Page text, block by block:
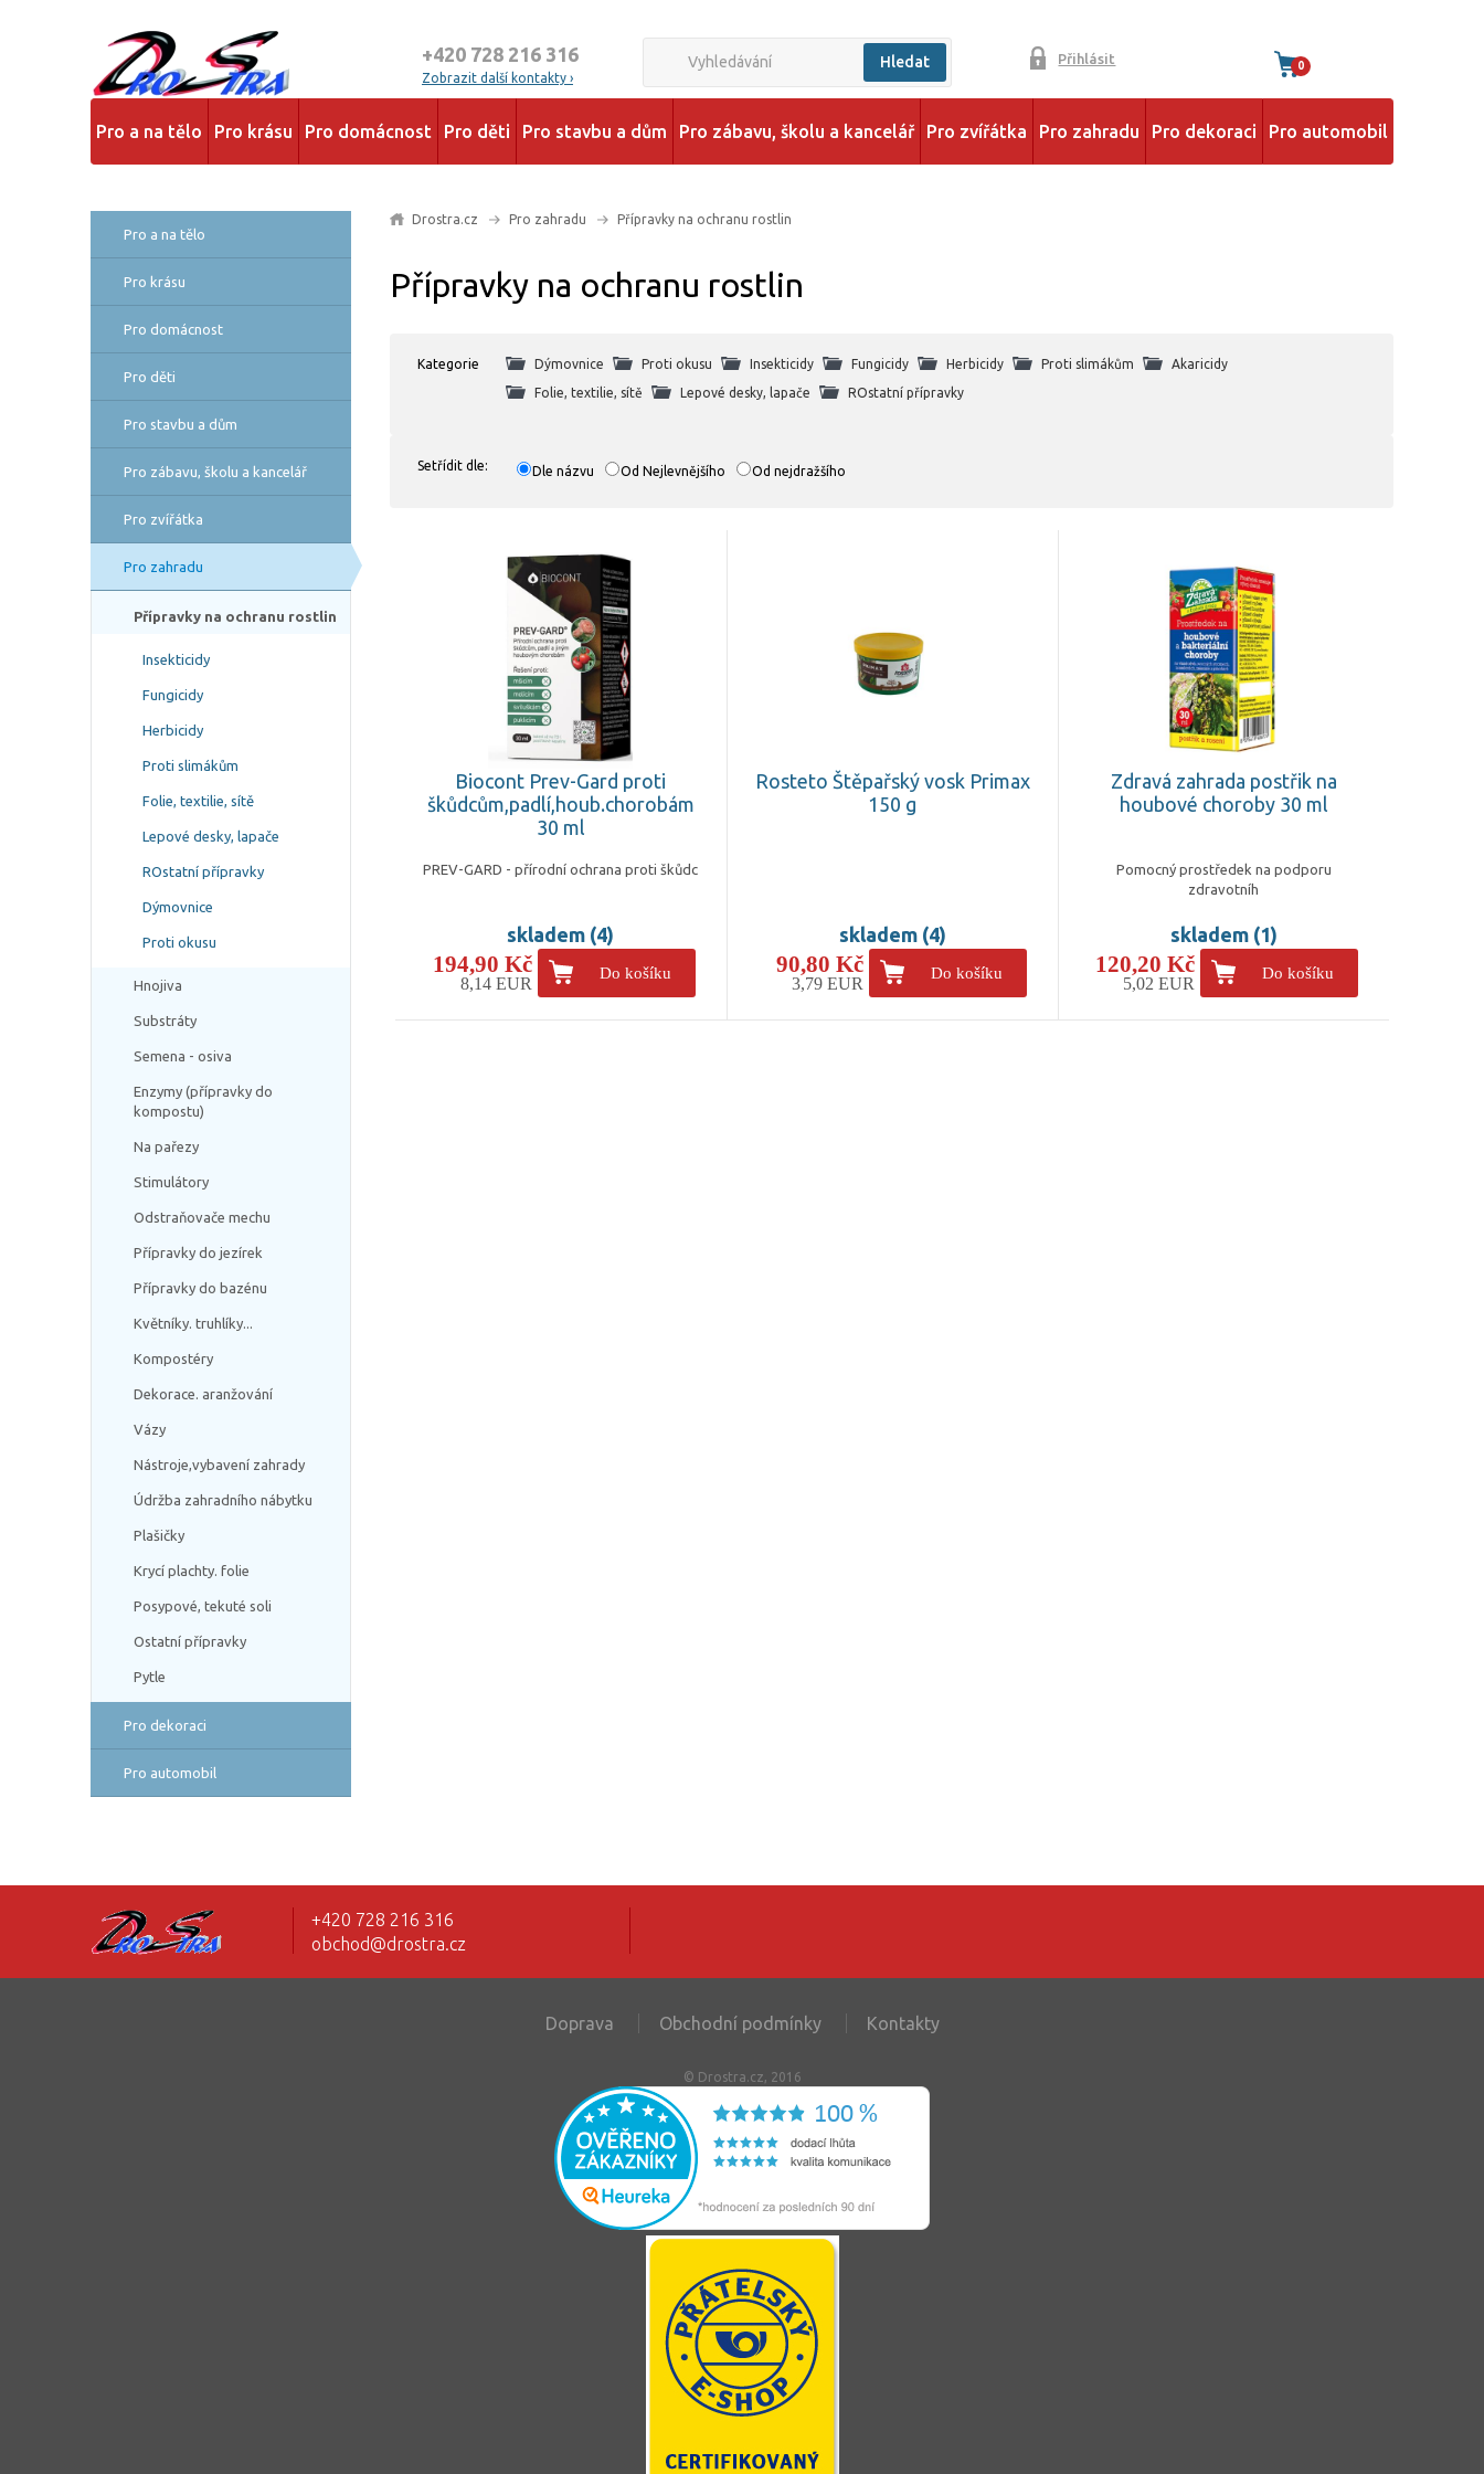
+420 728 216 316
Zobrazit další kontakty ›
Hledat Přihlásit 0
Pro a na tělo Pro krásu Pro domácnost Pro děti Pro stavbu a dům Pro zábavu, školu a kancelář Pro zvířátka Pro zahradu Pro dekoraci Pro automobil
Pro a na tělo
Pro krásu
Pro domácnost
Pro děti
Pro stavbu a dům
Pro zábavu, školu a kancelář
Pro zvířátka
Pro zahradu
Přípravky na ochranu rostlin
Insekticidy
Fungicidy
Herbicidy
Proti slimákům
Folie, textilie, sítě
Lepové desky, lapače
ROstatní přípravky
Dýmovnice
Proti okusu
Hnojiva
Substráty
Semena - osiva
Enzymy (přípravky do
kompostu)
Na pařezy
Stimulátory
Odstraňovače mechu
Přípravky do jezírek
Přípravky do bazénu
Květníky. truhlíky...
Kompostéry
Dekorace. aranžování
Vázy
Nástroje,vybavení zahrady
Údržba zahradního nábytku
Plašičky
Krycí plachty. folie
Posypové, tekuté soli
Ostatní přípravky
Pytle
Pro dekoraci
Pro automobil
Drostra.cz Pro zahradu Přípravky na ochranu rostlin
Přípravky na ochranu rostlin
Kategorie Dýmovnice Proti okusu Insekticidy Fungicidy Herbicidy Proti slimákům
Akaricidy
Folie, textilie, sítě
Lepové desky, lapače ROstatní přípravky
Setřídit dle: Dle názvu Od Nejlevnějšího Od nejdražšího
Biocont Prev-Gard proti
škůdcům,padlí,houb.chorobám
30 ml
PREV-GARD - přírodní ochrana proti škůdc
skladem (4)
194,90 Kč
8,14 EUR
Do košíku
Rosteto Štěpařský vosk Primax
150 g
skladem (4)
90,80 Kč
3,79 EUR
Do košíku
Zdravá zahrada postřik na
houbové choroby 30 ml
Pomocný prostředek na podporu
zdravotníh
skladem (1)
120,20 Kč
5,02 EUR
Do košíku
+420 728 216 316
obchod@drostra.cz
Doprava Obchodní podmínky Kontakty
© Drostra.cz, 2016